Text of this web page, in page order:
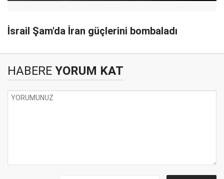
İsrail Şam'da İran güçlerini bombaladı
HABERE YORUM KAT